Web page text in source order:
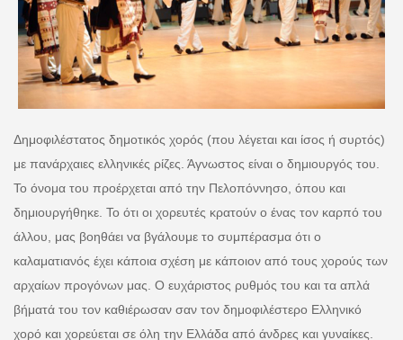
Δημοφιλέστατος δημοτικός χορός (που λέγεται και ίσος ή συρτός)
με πανάρχαιες ελληνικές ρίζες. Άγνωστος είναι ο δημιουργός του.
Το όνομα του προέρχεται από την Πελοπόννησο, όπου και
δημιουργήθηκε. Το ότι οι χορευτές κρατούν ο ένας τον καρπό του
άλλου, μας βοηθάει να βγάλουμε το συμπέρασμα ότι ο
καλαματιανός έχει κάποια σχέση με κάποιον από τους χορούς των
αρχαίων προγόνων μας. Ο ευχάριστος ρυθμός του και τα απλά
βήματά του τον καθιέρωσαν σαν τον δημοφιλέστερο Ελληνικό
χορό και χορεύεται σε όλη την Ελλάδα από άνδρες και γυναίκες.